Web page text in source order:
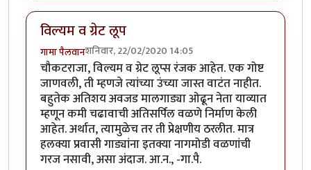
विल्यम व ग्रेट लूप
गामा पैलवानशनिवार, 22/02/2020 14:05
चौकटराजा, विल्यम व ग्रेट लूप्स रंजक आहेत. एक गोष्ट
जाणवली, ती म्हणजे त्यांच्या उंच्या जास्त वाटंत नाहीत.
बहुतेक अतिशय अवजड मालगाड्या ओढून नेता याव्यात
म्हणून कमी चढावाची अतिसर्पिल वळणे निर्माण केली
आहेत. अर्थात, त्यामुळेच तर ती प्रेक्षणीय ठरलीत. मात्र
हलक्या प्रवासी गाड्यांना इतक्या नागमोडी वळणांची
गरज नसावी, असा अंदाज. आ.न., -गा.पै.